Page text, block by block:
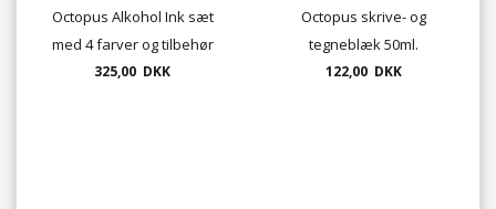
Octopus Alkohol Ink sæt
med 4 farver og tilbehør
325,00 DKK
Octopus skrive- og
tegneblæk 50ml.
122,00 DKK